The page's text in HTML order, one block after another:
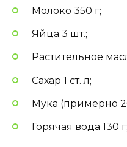
Молоко 350 г;
Яйца 3 шт.;
Растительное
Сахар 1 ст. л;
Мука (примерно
Горячая вода 130 г;